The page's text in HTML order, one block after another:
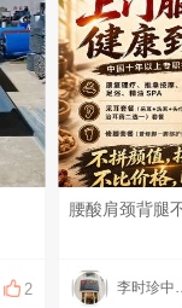
2 李时